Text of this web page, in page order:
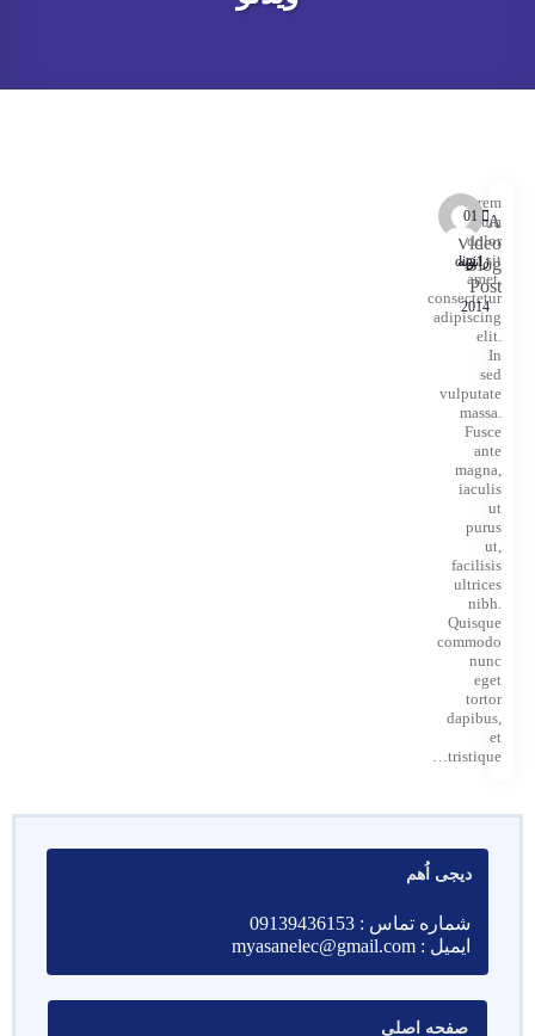
A
Video
Blog
Post
Lorem
ipsum
dolor
sit
amet,
consectetur
adipiscing
elit.
In
sed
vulputate
massa.
Fusce
ante
magna,
iaculis
ut
purus
ut,
facilisis
ultrices
nibh.
Quisque
commodo
nunc
eget
tortor
dapibus,
et
tristique…
digi1
01
ژانویه
2014
دیجی اُهم
شماره تماس : 09139436153
ایمیل : myasanelec@gmail.com
صفحه اصلی